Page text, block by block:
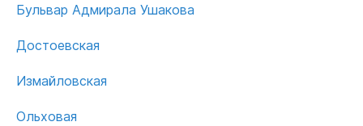
Бульвар Адмирала Ушакова
Достоевская
Измайловская
Ольховая